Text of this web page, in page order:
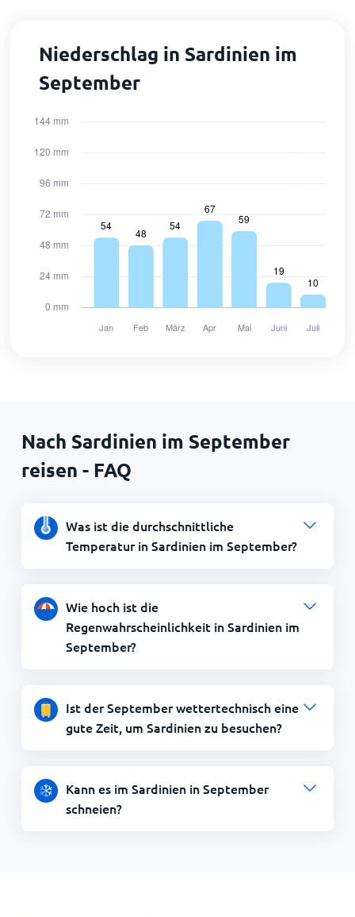
Niederschlag in Sardinien im
September
Nach Sardinien im September
reisen - FAQ
Was ist die durchschnittliche
Temperatur in Sardinien im September?
Wie hoch ist die
Regenwahrscheinlichkeit in Sardinien im
September?
Ist der September wettertechnisch eine
gute Zeit, um Sardinien zu besuchen?
Kann es im Sardinien in September
schneien?